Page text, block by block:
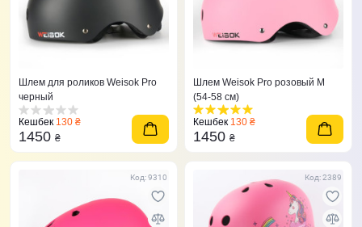
Шлем для роликов Weisok Pro
черный
Кешбек 130 ₴
1450 ₴
Шлем Weisok Pro розовый M
(54-58 см)
Кешбек 130 ₴
1450 ₴
Код: 9310 Код: 2389